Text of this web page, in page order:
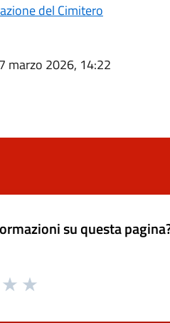
del Cimitero
marzo 2026, 14:22
su questa